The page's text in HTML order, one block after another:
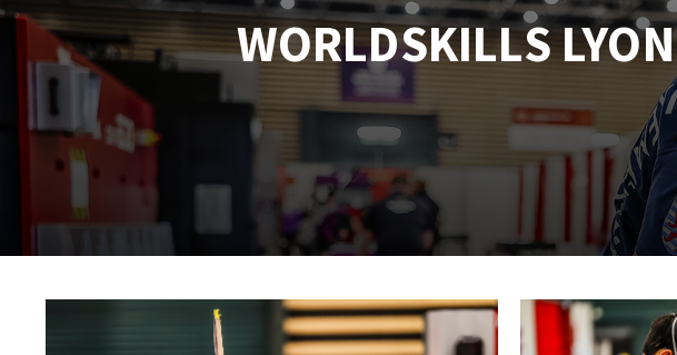
Système grands formats
Table de travail
Roues diamantées à profil
Disques à lamelles diamantés
Disques auto-agrippant
WORLDSKILLS